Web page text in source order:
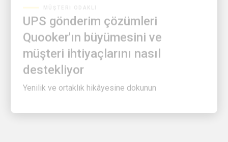
UPS gönderim çözümleri
Quooker'ın büyümesini ve
müşteri ihtiyaçlarını nasıl
destekliyor
Yenilik ve ortaklık hikâyesine dokunun